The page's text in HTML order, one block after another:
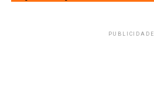
PUBLICIDADE